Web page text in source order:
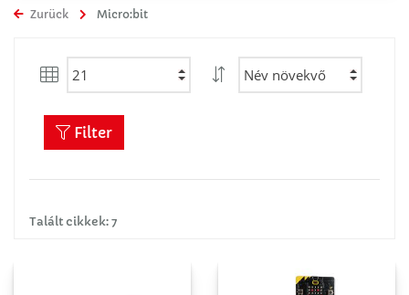
Zurück Micro:bit
Talált cikkek: 7
Filter